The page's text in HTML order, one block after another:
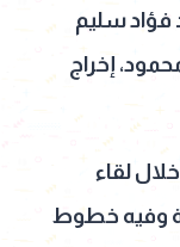
فؤاد سليم
إخراج
لقاء
وفيه خطوط